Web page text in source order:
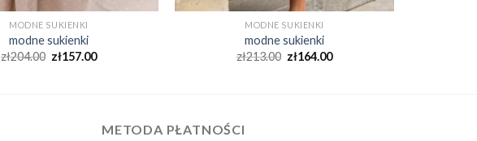
MODNE SUKIENKI
modne sukienki
zł204.00 zł157.00
MODNE SUKIENKI
modne sukienki
zł213.00 zł164.00
METODA PŁATNOŚCI